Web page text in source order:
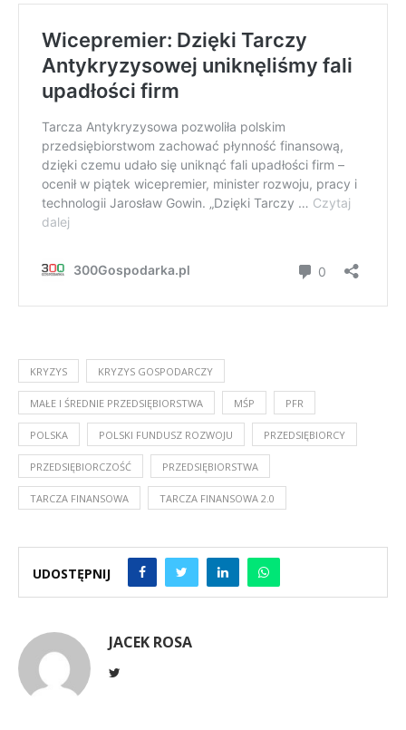
KRYZYS KRYZYS GOSPODARCZY
MAŁE I ŚREDNIE PRZEDSIĘBIORSTWA MŚP PFR
POLSKA POLSKI FUNDUSZ ROZWOJU PRZEDSIĘBIORCY
PRZEDSIĘBIORCZOŚĆ PRZEDSIĘBIORSTWA
TARCZA FINANSOWA TARCZA FINANSOWA 2.0
UDOSTĘPNIJ
JACEK ROSA